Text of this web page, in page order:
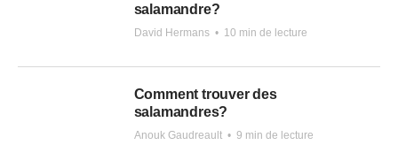
salamandre?
David Hermans • 10 min de lecture
Comment trouver des
salamandres?
Anouk Gaudreault • 9 min de lecture